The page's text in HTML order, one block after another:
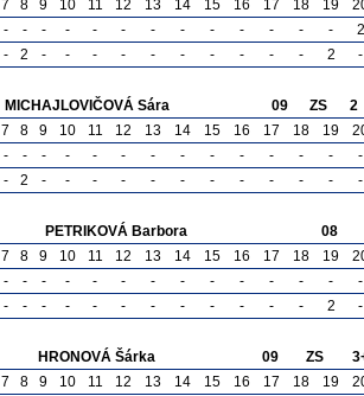
7 8 9 10 11 12 13 14 15 16 17 18 19
- - - - - - - - - - - - -
2
- 2 - - - - - - - - - - 2 -
MICHAJLOVIČOVÁ Sára 09 ZS
2
7 8 9 10 11 12 13 14 15 16 17 18 19
- - - - - - - - - - - - -
-
- 2 - - - - - - - - - - - -
PETRIKOVÁ Barbora
08
7 8 9 10 11 12 13 14 15 16 17 18 19
- - - - - - - - - - - - -
-
- - - - - - - - - - - - 2 -
HRONOVÁ Šárka 09 ZS
7 8 9 10 11 12 13 14 15 16 17 18 19